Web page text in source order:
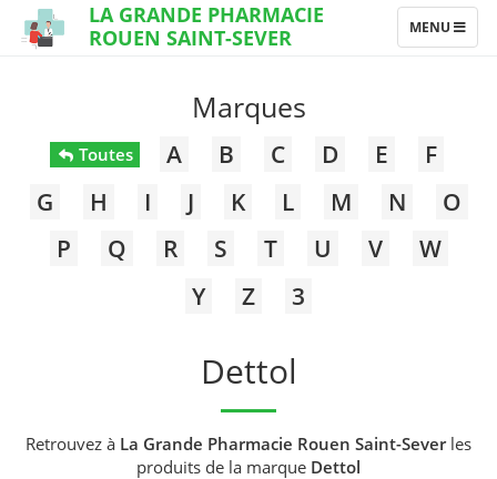
LA GRANDE PHARMACIE
ROUEN SAINT-SEVER
TOGGLE
NAVIGATION
MENU
Marques
Toutes A B C D E
F
G
H I J K L M N
O
P
Q R S T U V
W
Y
Z 3
Dettol
Retrouvez à La Grande Pharmacie Rouen Saint-Severles
produits de la marque Dettol